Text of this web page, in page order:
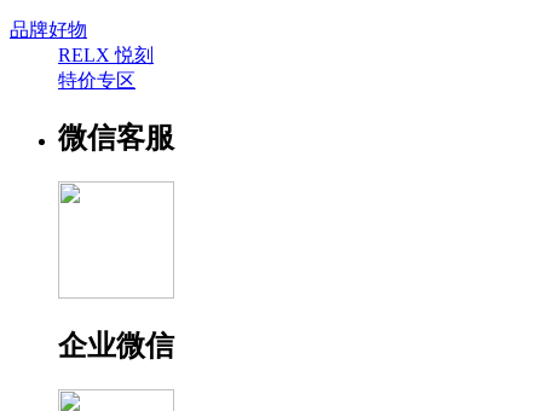
品牌好物
RELX 悦刻
特价专区
微信客服
企业微信